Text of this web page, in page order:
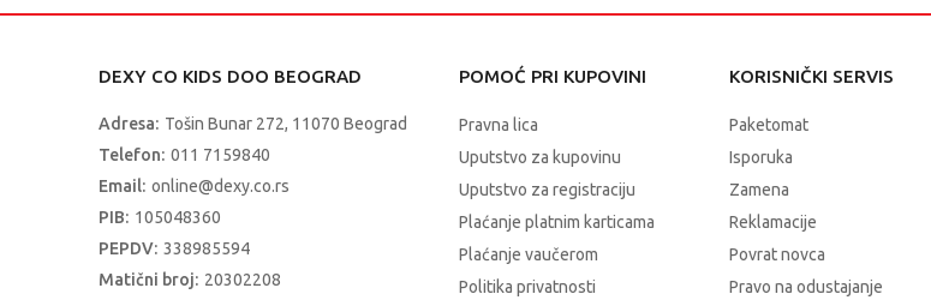
DEXY CO KIDS DOO BEOGRAD
Adresa: Tošin Bunar 272, 11070 Beograd
Telefon: 011 7159840
Email: online@dexy.co.rs
PIB: 105048360
PEPDV: 338985594
Matični broj: 20302208
POMOĆ PRI KUPOVINI
Pravna lica
Uputstvo za kupovinu
Uputstvo za registraciju
Plaćanje platnim karticama
Plaćanje vaučerom
Politika privatnosti
KORISNIČKI SERVIS
Paketomat
Isporuka
Zamena
Reklamacije
Povrat novca
Pravo na odustajanje